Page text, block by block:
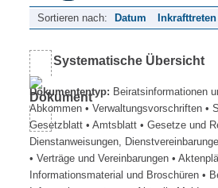
Sortieren nach: Datum Inkrafttreten
Systematische Übersicht
Dokumententyp: Beiratsinformationen
Abkommen • Verwaltungsvorschriften •
Gesetzblatt • Amtsblatt • Gesetze und
Dienstanweisungen,
• Verträge und Vereinbarungen •
Informationsmaterial und Broschüren •